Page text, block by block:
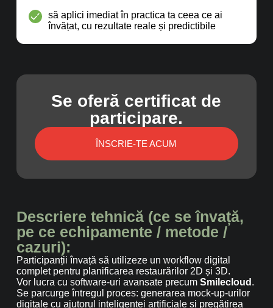
să aplici imediat în practica ta ceea ce ai
învățat, cu rezultate reale și predictibile
Se oferă certificat de
participare.
ÎNSCRIE-TE ACUM
Descriere tehnică (ce se învață,
pe ce echipamente / metode /
cazuri):
Participanții învață să utilizeze un workflow digital
complet pentru planificarea restaurărilor 2D și 3D.
Vor lucra cu software-uri avansate precum Smilecloud .
Se parcurge întregul proces: generarea mock-up-urilor
digitale cu ajutorul inteligenței artificiale și pregătirea